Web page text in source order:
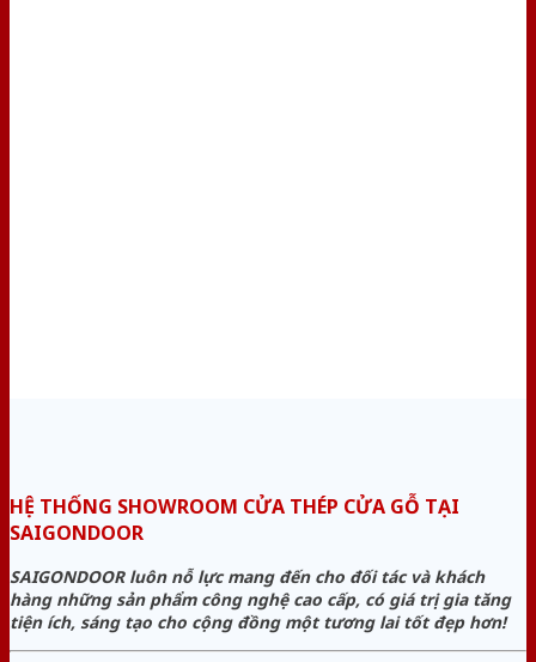
HỆ THỐNG SHOWROOM CỬA THÉP CỬA GỖ TẠI
SAIGONDOOR
SAIGONDOOR luôn nỗ lực mang đến cho đối tác và khách
hàng những sản phẩm công nghệ cao cấp, có giá trị gia tăng
tiện ích, sáng tạo cho cộng đồng một tương lai tốt đẹp hơn!